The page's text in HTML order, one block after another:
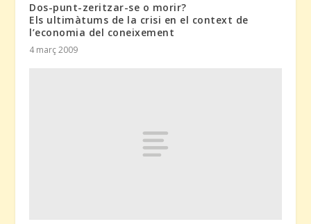
Dos-punt-zeritzar-se o morir?
Els ultimàtums de la crisi en el context de
l’economia del coneixement
4 març 2009